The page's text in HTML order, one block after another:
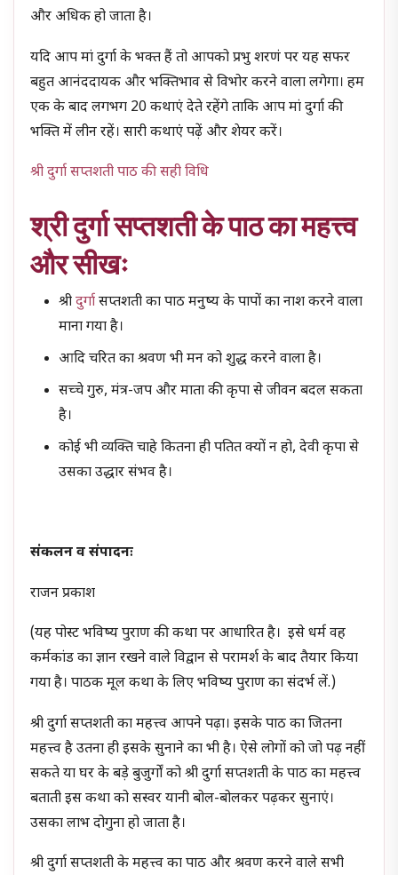
और अधिक हो जाता है।
यदि आप मां दुर्गा के भक्त हैं तो आपको प्रभु शरणं पर यह सफर
बहुत आनंददायक और भक्तिभाव से विभोर करने वाला लगेगा। हम
एक के बाद लगभग 20 कथाएं देते रहेंगे ताकि आप मां दुर्गा की
भक्ति में लीन रहें। सारी कथाएं पढ़ें और शेयर करें।
श्री दुर्गा सप्तशती पाठ की सही विधि
श्री दुर्गा सप्तशती के पाठ का महत्त्व
और सीखः
श्रीदुर्गासप्तशती का पाठ मनुष्य के पापों का नाश करने वाला
माना गया है।
आदि चरित का श्रवण भी मन को शुद्ध करने वाला है।
सच्चे गुरु, मंत्र-जप और माता की कृपा से जीवन बदल सकता
है।
कोई भी व्यक्ति चाहे कितना ही पतित क्यों न हो, देवी कृपा से
उसका उद्धार संभव है।
संकलन व संपादनः
राजन प्रकाश
(यह पोस्ट भविष्य पुराण की कथा पर आधारित है। इसे धर्म वह
कर्मकांड का ज्ञान रखने वाले विद्वान से परामर्श के बाद तैयार किया
गया है। पाठक मूल कथा के लिए भविष्य पुराण का संदर्भ लें.)
श्री दुर्गा सप्तशती का महत्त्व आपने पढ़ा। इसके पाठ का जितना
महत्त्व है उतना ही इसके सुनाने का भी है। ऐसे लोगों को जो पढ़ नहीं
सकते या घर के बड़े बुजुर्गों को श्री दुर्गा सप्तशती के पाठ का महत्त्व
बताती इस कथा को सस्वर यानी बोल-बोलकर पढ़कर सुनाएं।
उसका लाभ दोगुना हो जाता है।
श्री दुर्गा सप्तशती के महत्त्व का पाठ और श्रवण करने वाले सभी